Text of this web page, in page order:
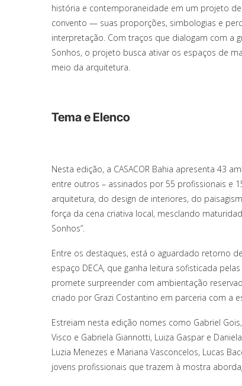
história e contemporaneidade em um projeto
convento — suas proporções, simbologias e
interpretação. Com traços que dialogam com a
Sonhos, o projeto busca ativar os espaços de
meio da arquitetura.
Tema e Elenco
Nesta edição, a CASACOR Bahia apresenta 43
entre outros – assinados por 55 profissionais e
arquitetura, do design de interiores, do
força da cena criativa local, mesclando
Sonhos”.
Entre os destaques, está o aguardado retorno
espaço DECA, que ganha leitura sofisticada
promete surpreender com ambientação
criado por Grazi Costantino em parceria com a
Estreiam nesta edição nomes como Gabriel
Visco e Gabriela Giannotti, Luiza Gaspar e
Luzia Menezes e Mariana Vasconcelos, Lucas
jovens profissionais que trazem à mostra